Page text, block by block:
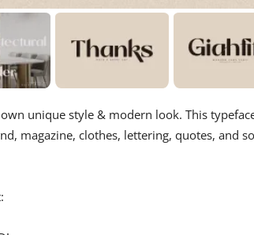
unique style & modern look. This
magazine, clothes, lettering, quotes, and so